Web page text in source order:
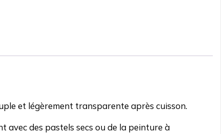
et légèrement transparente après cuisson.
des pastels secs ou de la peinture à